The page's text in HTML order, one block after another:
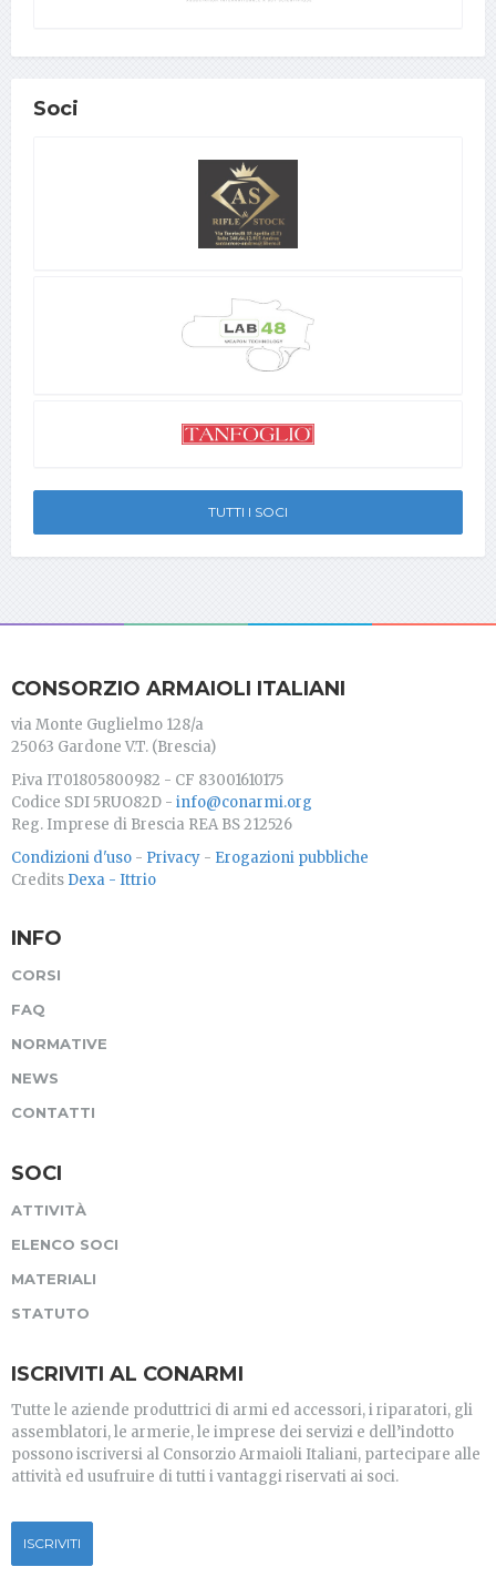
Soci
TUTTI I SOCI
CONSORZIO ARMAIOLI ITALIANI
via Monte Guglielmo 128/a
25063 Gardone V.T. (Brescia)
P.iva IT01805800982 - CF 83001610175
Codice SDI 5RUO82D - info@conarmi.org
Reg. Imprese di Brescia REA BS 212526
Condizioni d'uso - Privacy - Erogazioni pubbliche
Credits Dexa - Ittrio
INFO
CORSI
FAQ
NORMATIVE
NEWS
CONTATTI
SOCI
ATTIVITÀ
ELENCO SOCI
MATERIALI
STATUTO
ISCRIVITI AL CONARMI
Tutte le aziende produttrici di armi ed accessori, i riparatori, gli
assemblatori, le armerie, le imprese dei servizi e dell’indotto
possono iscriversi al Consorzio Armaioli Italiani, partecipare alle
attività ed usufruire di tutti i vantaggi riservati ai soci.
ISCRIVITI